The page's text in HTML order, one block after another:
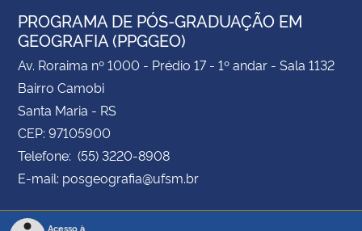
PROGRAMA DE PÓS-GRADUAÇÃO EM
GEOGRAFIA (PPGGEO)
Av. Roraima nº 1000 - Prédio 17 - 1º andar - Sala 1132
Bairro Camobi
Santa Maria - RS
CEP: 97105900
Telefone: (55) 3220-8908
E-mail: posgeografia@ufsm.br
Acesso à